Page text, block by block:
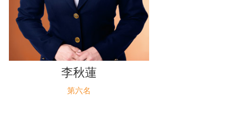
李秋蓮
第六名